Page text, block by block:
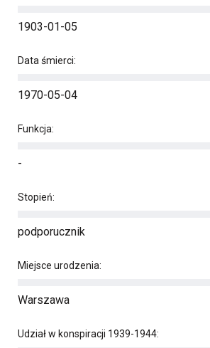
1903-01-05
Data śmierci:
1970-05-04
Funkcja:
-
Stopień:
podporucznik
Miejsce urodzenia:
Warszawa
Udział w konspiracji 1939-1944: